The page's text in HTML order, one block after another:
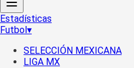
Estadísticas
Futbol▾
SELECCIÓN MEXICANA
LIGA MX